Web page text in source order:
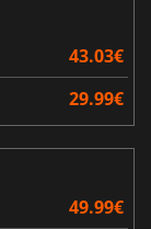
43.03€
29.99€
49.99€